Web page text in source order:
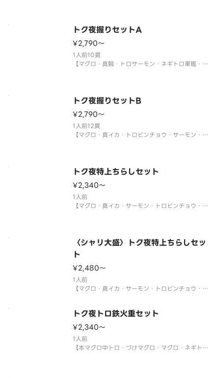
※真鯛がトロビンチョウに変更になる場合がありま
※年末年始・お盆期間中は販売をお休みさせていた
だく場合がございます。
トク夜握りセットA
¥2,790〜
1人前10貫
【マグロ・真鯛・トロサーモン・ネギトロ軍艦・イ
※年末年始・お盆期間中は販売をお休みさせていた
トク夜握りセットB
¥2,790〜
1人前12貫
【マグロ・真イカ・トロビンチョウ・サーモン・ツ
だく場合がございます。
サイドメニューは下記よりお選びください。
トク夜特上ちらしセット
¥2,340〜
1人前
【マグロ・真イカ・サーモン・トロビンチョウ・真
※酢飯を使用しています。
※年末年始・お盆期間中は販売をお休みさせていた
だく場合がございます。
サイドメニューは下記よりお選び
〈シャリ大盛〉トク夜特上ちらしセッ
ト
¥2,480〜
1人前
【マグロ・真イカ・サーモン・トロビンチョウ・真
〈わさび付〉
※酢飯を使用しています。
※年末年始・お盆期間中は販売をお休みさせていた
だく場合がございます。
トク夜トロ鉄火重セット
¥2,340〜
1人前
【本マグロ中トロ・づけマグロ・マグロ・ネギト